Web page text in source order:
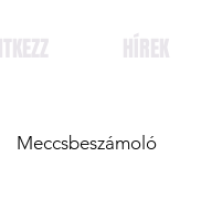
HÍREK
Meccsbeszámoló